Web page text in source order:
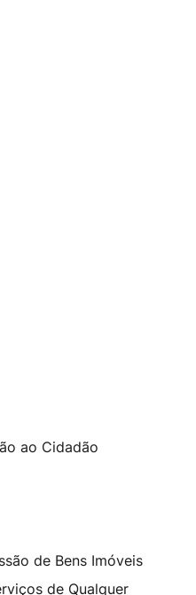
ao Cidadão
de Bens Imóveis
de Qualquer